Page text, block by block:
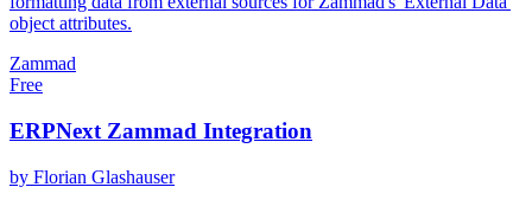
object attributes.
Zammad
Free
ERPNext Zammad Integration
by Florian Glashauser